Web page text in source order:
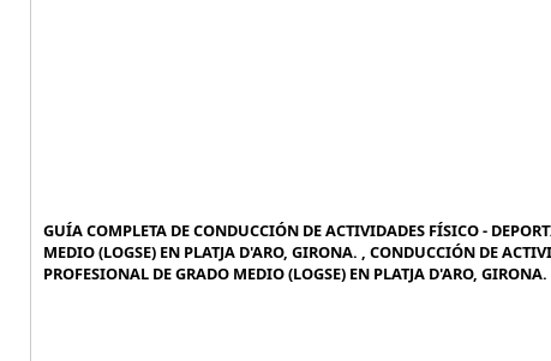
GUÍA COMPLETA DE CONDUCCIÓN DE ACTIVIDADES FÍSICO -
MEDIO (LOGSE) EN PLATJA D'ARO, GIRONA. , CONDUCCIÓN DE
PROFESIONAL DE GRADO MEDIO (LOGSE) EN PLATJA D'ARO, GIRONA.